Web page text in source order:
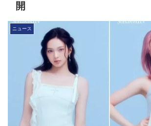
開
ニュース